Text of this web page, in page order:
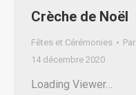
Crèche de Noël
Fêtes et Cérémonies Par
14 décembre 2020
Loading Viewer…